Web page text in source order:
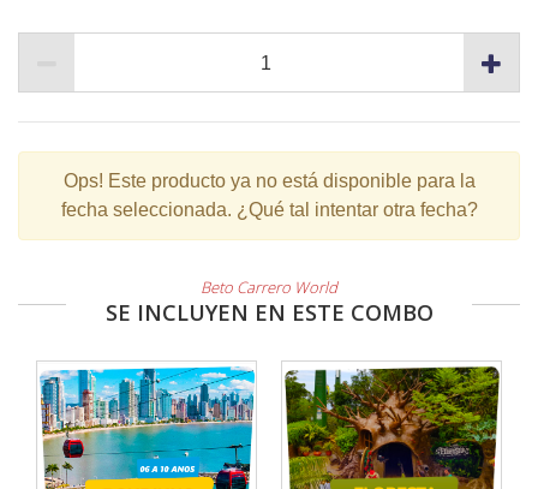
Ops! Este producto ya no está disponible para la
fecha seleccionada. ¿Qué tal intentar otra fecha?
Beto Carrero World
SE INCLUYEN EN ESTE COMBO